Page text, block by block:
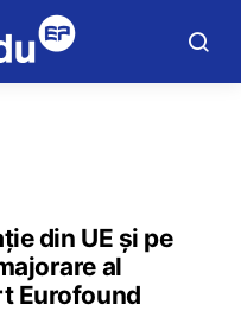
din UE și pe
al
Eurofound